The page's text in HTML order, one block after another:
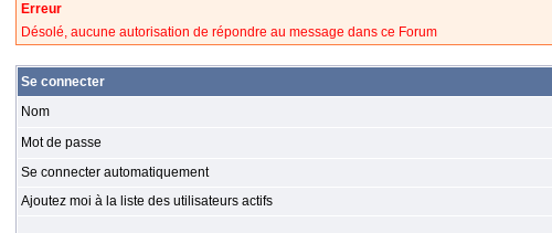
Erreur
Désolé, aucune autorisation de répondre au message dans ce Forum
Se connecter
Nom
Mot de passe
Se connecter automatiquement
Ajoutez moi à la liste des utilisateurs actifs